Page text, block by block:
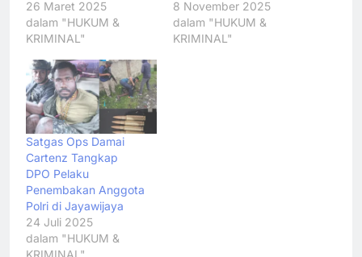
26 Maret 2025
dalam "HUKUM &
KRIMINAL"
8 November 2025
dalam "HUKUM &
KRIMINAL"
Satgas Ops Damai
Cartenz Tangkap
DPO Pelaku
Penembakan Anggota
Polri di Jayawijaya
24 Juli 2025
dalam "HUKUM &